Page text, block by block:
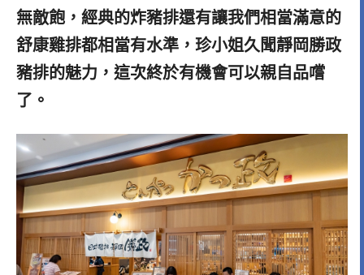
無敵飽，經典的炸豬排還有讓我們相當滿意的
舒康雞排都相當有水準，珍小姐久聞靜岡勝政
豬排的魅力，這次終於有機會可以親自品嚐
了。